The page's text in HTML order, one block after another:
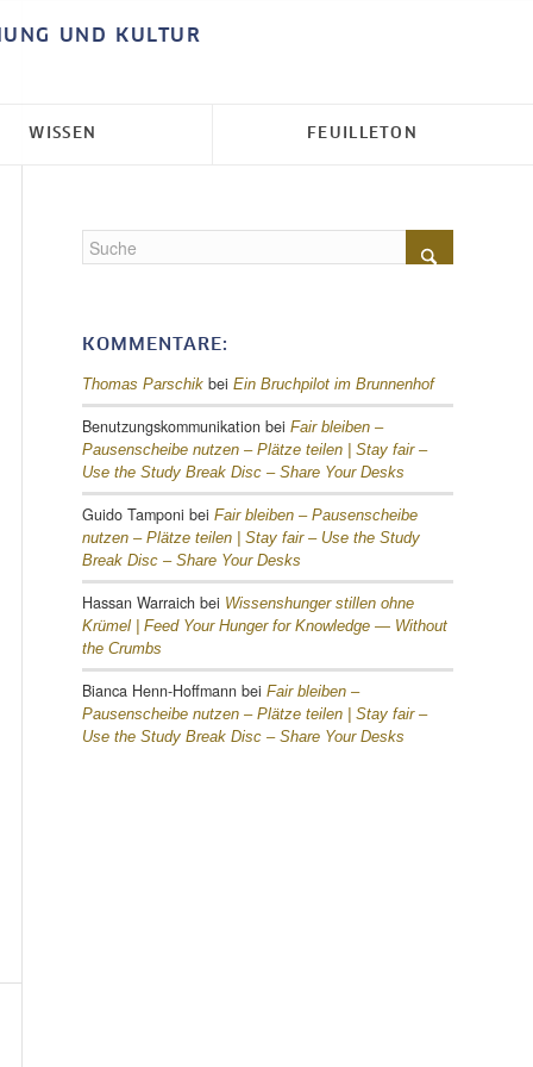
UND KULTUR
WISSEN FEUILLETON
KOMMENTARE:
Thomas Parschik bei Ein Bruchpilot im Brunnenhof
Benutzungskommunikation bei Fair bleiben –
Pausenscheibe nutzen – Plätze teilen | Stay fair –
Use the Study Break Disc – Share Your Desks
Guido Tamponi bei Fair bleiben – Pausenscheibe
nutzen – Plätze teilen | Stay fair – Use the Study
Break Disc – Share Your Desks
Hassan Warraich bei Wissenshunger stillen ohne
Krümel | Feed Your Hunger for Knowledge — Without
the Crumbs
Bianca Henn-Hoffmann bei Fair bleiben –
Pausenscheibe nutzen – Plätze teilen | Stay fair –
Use the Study Break Disc – Share Your Desks